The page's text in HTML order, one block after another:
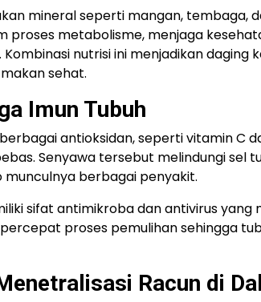
mineral seperti mangan, tembaga,
proses metabolisme, menjaga
nutrisi ini menjadikan daging
sehat.
Imun Tubuh
antioksidan, seperti vitamin C
Senyawa tersebut melindungi sel
berbagai penyakit.
sifat antimikroba dan antivirus
proses pemulihan sehingga
Racun di